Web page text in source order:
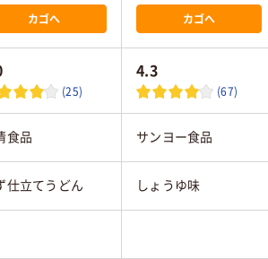
カゴへ カゴへ
(25)
4.3
(67)
食品 サンヨー食品
仕立てうどん しょうゆ味